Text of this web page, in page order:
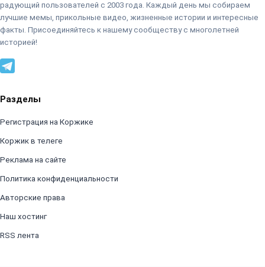
радующий пользователей с 2003 года. Каждый день мы собираем
лучшие мемы, прикольные видео, жизненные истории и интересные
факты. Присоединяйтесь к нашему сообществу с многолетней
историей!
Разделы
Регистрация на Коржике
Коржик в телеге
Реклама на сайте
Политика конфиденциальности
Авторские права
Наш хостинг
RSS лента